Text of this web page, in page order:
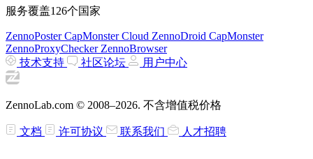
服务覆盖126个国家
ZennoPosterCapMonster Cloud ZennoDroid CapMonster
ZennoProxyChecker ZennoBrowser
技术支持
社区论坛 用户中心
ZennoLab.com © 2008–2026. 不含增值税价格
文档 许可协议 联系我们 人才招聘